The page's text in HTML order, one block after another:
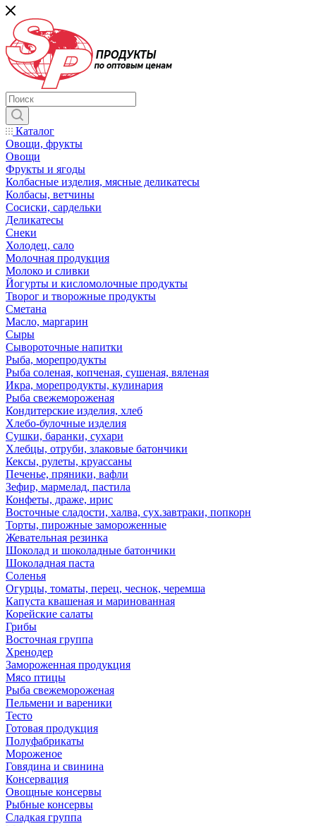
Каталог
Овощи, фрукты
Овощи
Фрукты и ягоды
Колбасные изделия, мясные деликатесы
Колбасы, ветчины
Сосиски, сардельки
Деликатесы
Снеки
Холодец, сало
Молочная продукция
Молоко и сливки
Йогурты и кисломолочные продукты
Творог и творожные продукты
Сметана
Масло, маргарин
Сыры
Сывороточные напитки
Рыба, морепродукты
Рыба соленая, копченая, сушеная, вяленая
Икра, морепродукты, кулинария
Рыба свежемороженая
Кондитерские изделия, хлеб
Хлебо-булочные изделия
Сушки, баранки, сухари
Хлебцы, отруби, злаковые батончики
Кексы, рулеты, круассаны
Печенье, пряники, вафли
Зефир, мармелад, пастила
Конфеты, драже, ирис
Восточные сладости, халва, сух.завтраки, попкорн
Торты, пирожные замороженные
Жевательная резинка
Шоколад и шоколадные батончики
Шоколадная паста
Соленья
Огурцы, томаты, перец, чеснок, черемша
Капуста квашеная и маринованная
Корейские салаты
Грибы
Восточная группа
Хренодер
Замороженная продукция
Мясо птицы
Рыба свежемороженая
Пельмени и вареники
Тесто
Готовая продукция
Полуфабрикаты
Мороженое
Говядина и свинина
Консервация
Овощные консервы
Рыбные консервы
Сладкая группа